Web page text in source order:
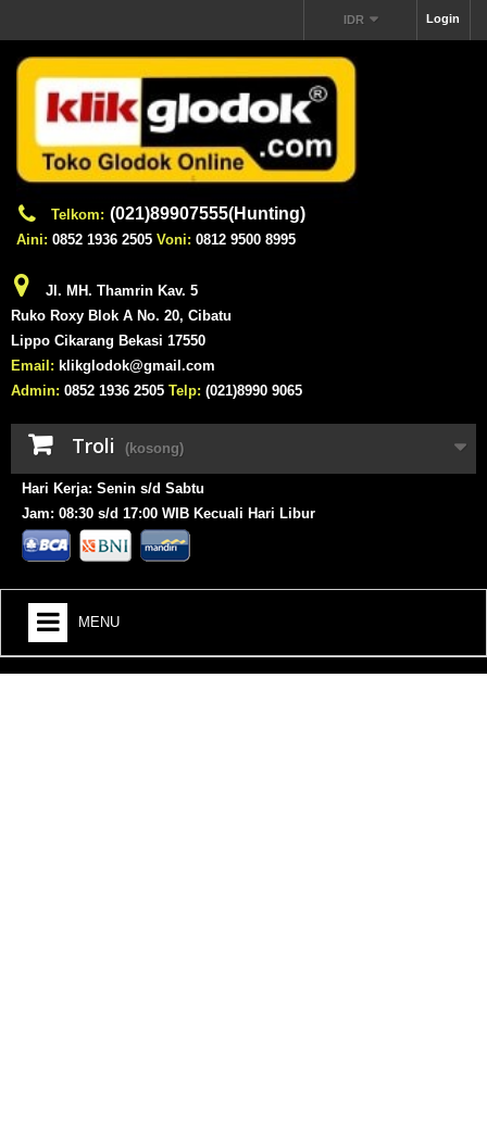
Login
IDR
Telkom: (021)89907555(Hunting)
Aini: 0852 1936 2505 Voni: 0812 9500 8995
Jl. MH. Thamrin Kav. 5
Ruko Roxy Blok A No. 20, Cibatu
Lippo Cikarang Bekasi 17550
Email: klikglodok@gmail.com
Admin: 0852 1936 2505 Telp: (021)8990 9065
Troli (kosong)
Hari Kerja: Senin s/d Sabtu
Jam: 08:30 s/d 17:00 WIB Kecuali Hari Libur
MENU